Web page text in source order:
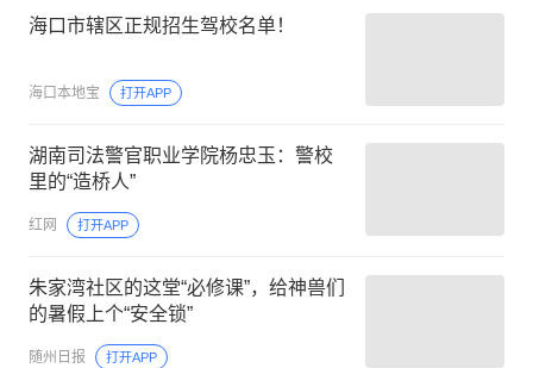
海口市辖区正规招生驾校名单！
海口本地宝 打开APP
湖南司法警官职业学院杨忠玉：警校
里的“造桥人”
红网 打开APP
朱家湾社区的这堂“必修课”，给神兽们
的暑假上个“安全锁”
随州日报 打开APP